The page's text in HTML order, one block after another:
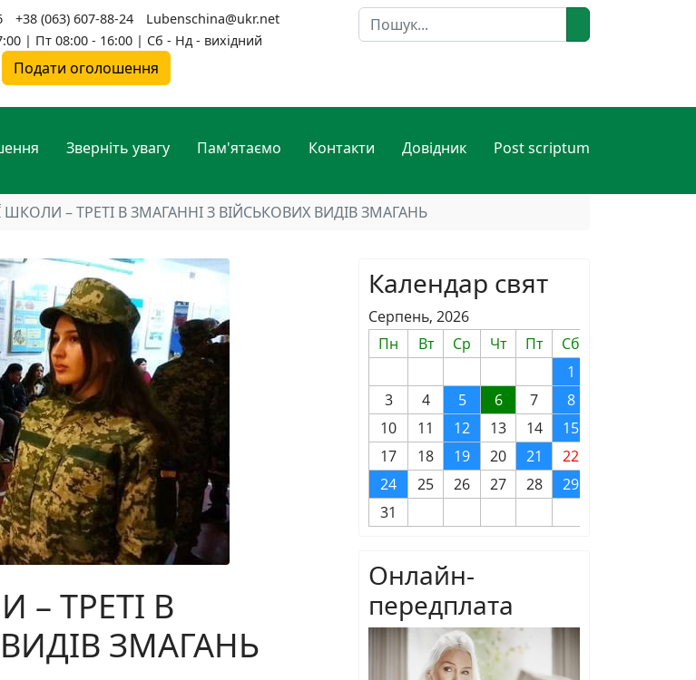
+38 (063) 607-88-24
Lubenschina@ukr.net
| Пт 08:00 - 16:00 | Сб - Нд - вихідний
Подати оголошення
Пошук
Зверніть увагу Пам'ятаємо Контакти Довідник Post scriptum
– ТРЕТІ В ЗМАГАННІ З ВІЙСЬКОВИХ ВИДІВ ЗМАГАНЬ
– ТРЕТІ В
ЗМАГАНЬ
Календар свят
Серпень, 2026
Пн
Вт Ср Чт Пт Сб
1
3
4 5 6 7 8
10
11 12 13 14 15
17
18 19 20 21 22
24
25 26 27 28 29
31
Онлайн-
передплата